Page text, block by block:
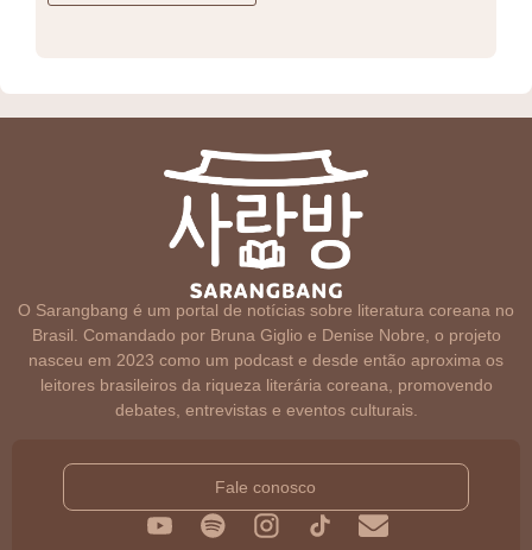
O Sarangbang é um portal de notícias sobre literatura coreana no
Brasil. Comandado por Bruna Giglio e Denise Nobre, o projeto
nasceu em 2023 como um podcast e desde então aproxima os
leitores brasileiros da riqueza literária coreana, promovendo
debates, entrevistas e eventos culturais.
Fale conosco